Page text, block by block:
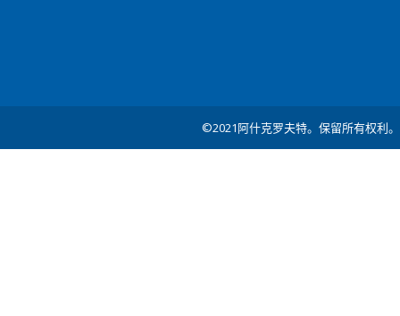
©2021阿什克罗夫特。保留所有权利。